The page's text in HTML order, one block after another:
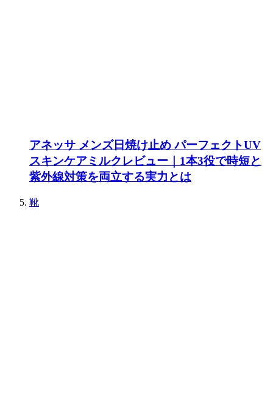
アネッサ メンズ日焼け止め パーフェクトUV
スキンケアミルクレビュー｜1本3役で時短と
紫外線対策を両立する実力とは
靴